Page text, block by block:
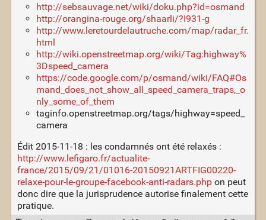
http://sebsauvage.net/wiki/doku.php?id=osmand
http://orangina-rouge.org/shaarli/?I931-g
http://www.leretourdelautruche.com/map/radar_fr.
html
http://wiki.openstreetmap.org/wiki/Tag:highway%
3Dspeed_camera
https://code.google.com/p/osmand/wiki/FAQ#Os
mand_does_not_show_all_speed_camera_traps,_o
nly_some_of_them
taginfo.openstreetmap.org/tags/highway=speed_
camera
Édit 2015-11-18 : les condamnés ont été relaxés :
http://www.lefigaro.fr/actualite-
france/2015/09/21/01016-20150921ARTFIG00220-
relaxe-pour-le-groupe-facebook-anti-radars.phpon peut
donc dire que la jurisprudence autorise finalement cette
pratique.